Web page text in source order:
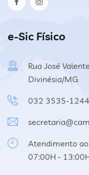
e-Sic Físico
Rua José
Divinésia/MG
032 3535-1244
Atendimento
07:00H -